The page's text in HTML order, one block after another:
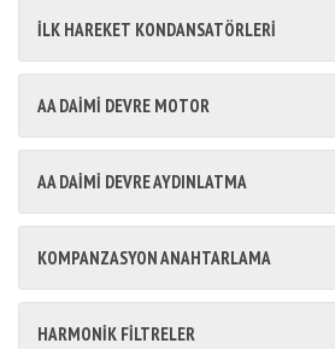
İLK HAREKET KONDANSATÖRLERİ
AA DAİMİ DEVRE MOTOR
AA DAİMİ DEVRE AYDINLATMA
KOMPANZASYON ANAHTARLAMA
HARMONİK FİLTRELER